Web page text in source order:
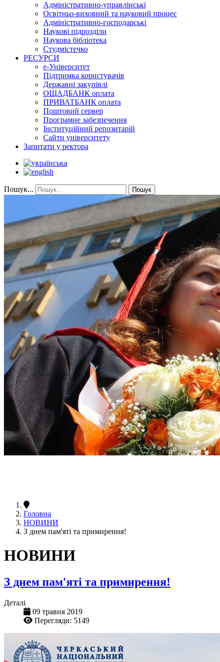
Адміністративно-управлінські
Освітньо-виховний та науковий процес
Адміністративно-господарські
Наукові підрозділи
Наукова бібліотека
Студмістечко
РЕСУРСИ
е-Університет
Підтримка користувачів
Державні закупівлі
ОЩАДБАНК оплата
ПРИВАТБАНК оплата
Поштовий сервер
Програмне забезпечення
Інституційний репозитарій
Сайти університету
Запитати у ректора
Пошук... Пошук
Головна
НОВИНИ
З днем пам'яті та примирення!
НОВИНИ
З днем пам'яті та примирення!
Деталі
09 травня 2019
Перегляди: 5149